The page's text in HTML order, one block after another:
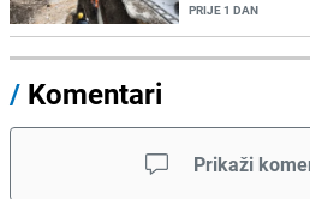
PRIJE 1 DAN
/ Komentari
Prikaži